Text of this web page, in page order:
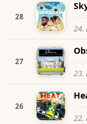
28
24.
27
23.
26
22.